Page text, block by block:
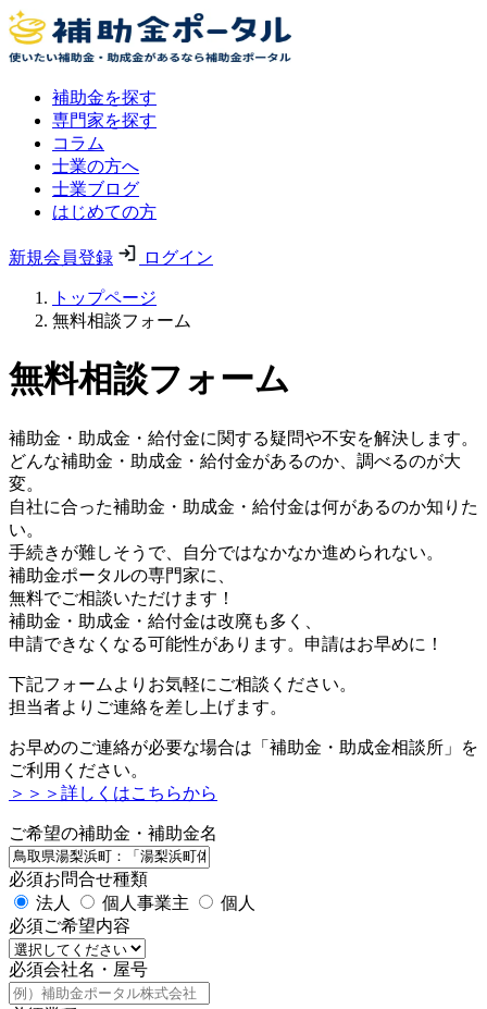
補助金を探す
専門家を探す
コラム
士業の方へ
士業ブログ
はじめての方
新規会員登録 ログイン
トップページ
無料相談フォーム
無料相談フォーム
補助金・助成金・給付金に関する疑問や不安を解決します。
どんな補助金・助成金・給付金があるのか、調べるのが大
変。
自社に合った補助金・助成金・給付金は何があるのか知りた
い。
手続きが難しそうで、自分ではなかなか進められない。
補助金ポータルの専門家に、
無料でご相談いただけます！
補助金・助成金・給付金は改廃も多く、
申請できなくなる可能性があります。申請はお早めに！
下記フォームよりお気軽にご相談ください。
担当者よりご連絡を差し上げます。
お早めのご連絡が必要な場合は「補助金・助成金相談所」を
ご利用ください。
＞＞＞詳しくはこちらから
ご希望の補助金・補助金名
必須お問合せ種類
法人
個人事業主
個人
必須ご希望内容
必須会社名・屋号